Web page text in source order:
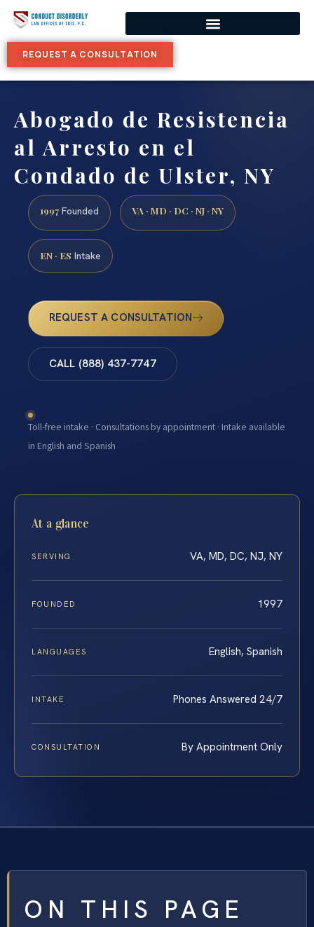
REQUEST A CONSULTATION
Abogado de Resistencia
al Arresto en el
Condado de Ulster, NY
1997 Founded VA · MD · DC · NJ · NY
EN · ES Intake
REQUEST A CONSULTATION
CALL (888) 437-7747
Toll-free intake · Consultations by appointment · Intake available
in English and Spanish
At a glance
SERVING VA, MD, DC, NJ, NY
FOUNDED 1997
LANGUAGES English, Spanish
INTAKE Phones Answered 24/7
CONSULTATION By Appointment Only
ON THIS PAGE